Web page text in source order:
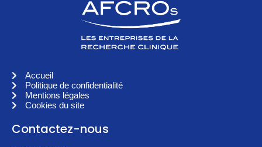
Accueil
Politique de confidentialité
Mentions légales
Cookies du site
Contactez-nous